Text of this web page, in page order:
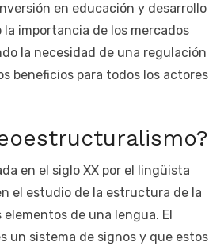
en educación y desarrollo
importancia de los mercados
la necesidad de una regulación
beneficios para todos los actores
en el siglo XX por el lingüista
el estudio de la estructura de la
de una lengua. El
un sistema de signos y que estos